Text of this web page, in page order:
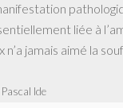
liée à
n’a jamais aimé la
Pascal Ide